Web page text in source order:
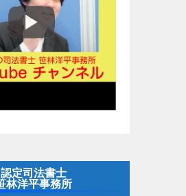
認定司法書士
林洋平事務所